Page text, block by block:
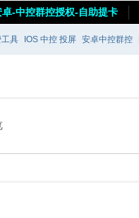
-中控群控授权-自助提卡
具 IOS 中控 投屏 安卓中控群控